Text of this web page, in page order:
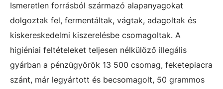
Ismeretlen forrásból származó alapanyagokat
dolgoztak fel, fermentáltak, vágtak, adagoltak és
kiskereskedelmi kiszerelésbe csomagoltak. A
higiéniai feltételeket teljesen nélkülöző illegális
gyárban a pénzügyőrök 13 500 csomag, feketepiacra
szánt, már legyártott és becsomagolt, 50 grammos